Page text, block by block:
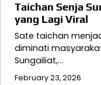
Taichan Senja
yang Lagi Viral
Sate taichan
diminati
Sungailiat,…
February 23, 2026